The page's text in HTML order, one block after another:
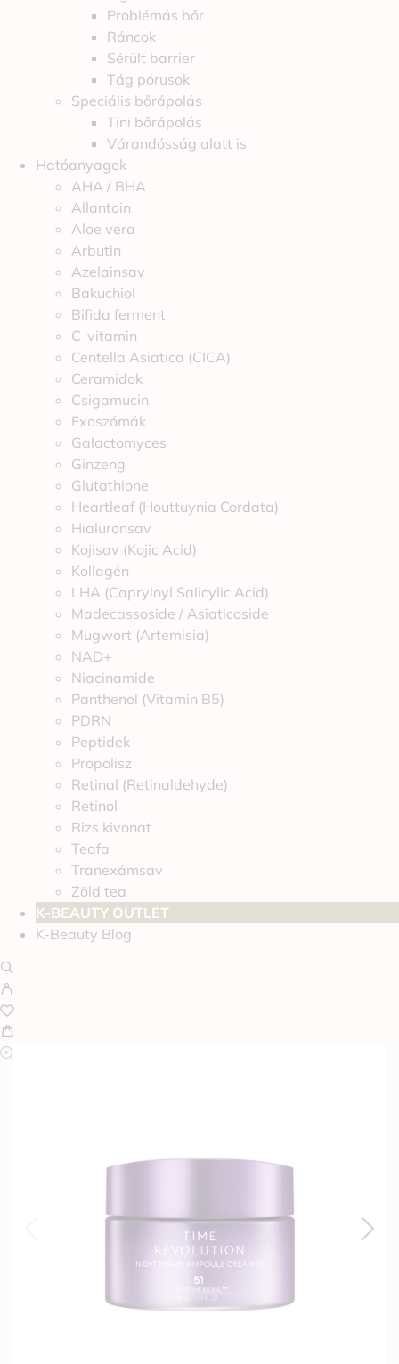
Problémás bőr
Ráncok
Sérült barrier
Tág pórusok
Speciális bőrápolás
Tini bőrápolás
Várandósság alatt is
Hatóanyagok
AHA / BHA
Allantoin
Aloe vera
Arbutin
Azelainsav
Bakuchiol
Bifida ferment
C-vitamin
Centella Asiatica (CICA)
Ceramidok
Csigamucin
Exoszómák
Galactomyces
Ginzeng
Glutathione
Heartleaf (Houttuynia Cordata)
Hialuronsav
Kojisav (Kojic Acid)
Kollagén
LHA (Capryloyl Salicylic Acid)
Madecassoside / Asiaticoside
Mugwort (Artemisia)
NAD+
Niacinamide
Panthenol (Vitamin B5)
PDRN
Peptidek
Propolisz
Retinal (Retinaldehyde)
Retinol
Rizs kivonat
Teafa
Tranexámsav
Zöld tea
K-BEAUTY OUTLET
K-Beauty Blog